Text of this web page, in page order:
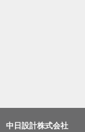
中日設計株式会社